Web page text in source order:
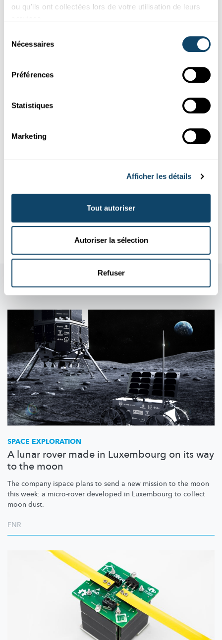
ou qu'ils ont collectées lors de votre utilisation de leurs
Nécessaires
Préférences
Statistiques
Marketing
Afficher les détails
Tout autoriser
Autoriser la sélection
Refuser
FNR
Recherche au Luxembourg
Un revêtement plus léger pour la réduction
Bahlawane développe un revêtement ultra-noir pour l’Agence
Aussi dans cette rubrique
SPACE EXPLORATION
A lunar rover made in Luxembourg on its way
to the moon
The company ispace plans to send a new mission to the moon
this week: a micro-rover developed in Luxembourg to collect
moon dust.
FNR